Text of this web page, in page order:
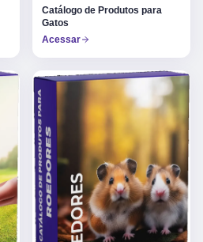
Catálogo de Produtos para
Gatos
Acessar